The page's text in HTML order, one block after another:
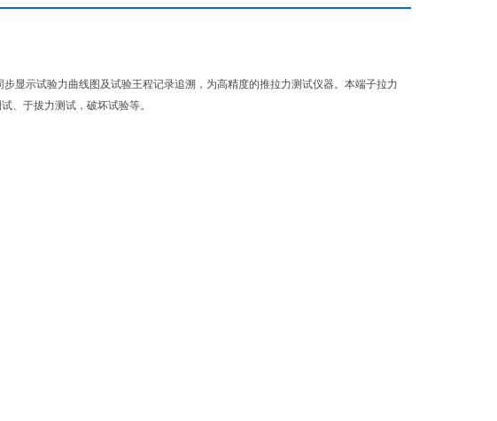
显示试验力曲线图及试验王程记录追溯，为高精度的推拉力测试仪器。本端子拉力
、于拔力测试，破坏试验等。